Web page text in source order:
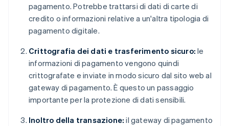
pagamento. Potrebbe trattarsi di dati di carte di
credito o informazioni relative a un'altra tipologia di
pagamento digitale.
Crittografia dei dati e trasferimento sicuro: le
informazioni di pagamento vengono quindi
crittografate e inviate in modo sicuro dal sito web al
gateway di pagamento. È questo un passaggio
importante per la protezione di dati sensibili.
Inoltro della transazione: il gateway di pagamento